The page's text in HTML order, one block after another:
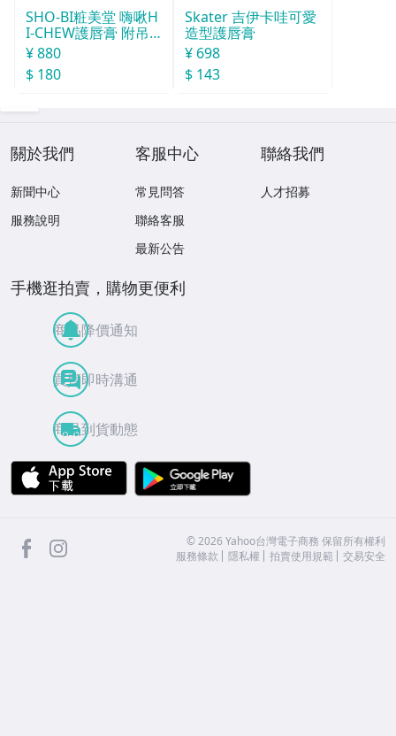
SHO-BI粧美堂 嗨啾H
I-CHEW護唇膏 附吊
飾(款式隨機)
¥ 880
$ 180
Skater 吉伊卡哇可愛
造型護唇膏
¥ 698
$ 143
關於我們
新聞中心
服務說明
客服中心
常見問答
聯絡客服
最新公告
聯絡我們
人才招募
手機逛拍賣，購物更便利
商品降價通知
買賣即時溝通
商品到貨動態
APP Store
facebook ©2026 Yahoo台灣電子商務 保留所有權利
服務條款
隱私權 拍賣使用規範 交易安全